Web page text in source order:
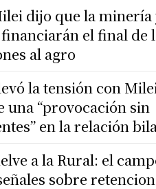
dijo que la minería
el final de
al agro
la tensión con
una “provocación sin
en la relación
a la Rural: el
sobre